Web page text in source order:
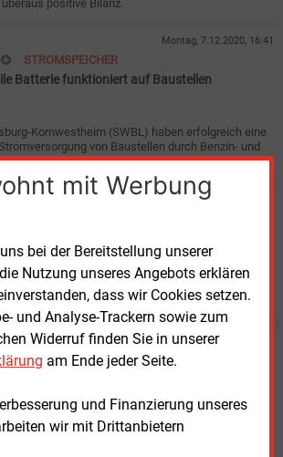
mit Werbung
bei der Bereitstellung unserer
Nutzung unseres Angebots erklären
dass wir Cookies setzen.
und Analyse-Trackern sowie zum
Widerruf finden Sie in unserer
am Ende jeder Seite.
und Finanzierung unseres
wir mit Drittanbietern
positive Bilanz.
Montag, 7.12.2020, 16:41
STROMSPEICHER
Batterie funktioniert auf Baustellen
Kornwestheim (SWBL) haben erfolgreich eine
von Baustellen durch Benzin- und
Donnerstag, 3.12.2020, 15:58
Stuttgart hat sich einstimmig für Peter
Geschäftsführer ausgesprochen.
Dienstag, 6.10.2020, 15:16
SOLARTHERMIE
trocknet künftig die in ihrem Bottroper
mit Solar- und Abwärmeenergie.